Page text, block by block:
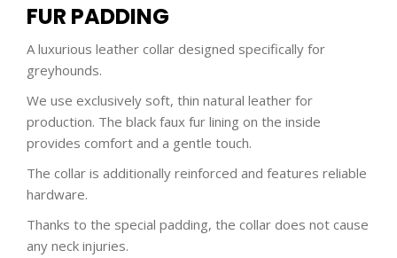
FUR PADDING
A luxurious leather collar designed specifically for
greyhounds.
We use exclusively soft, thin natural leather for
production. The black faux fur lining on the inside
provides comfort and a gentle touch.
The collar is additionally reinforced and features reliable
hardware.
Thanks to the special padding, the collar does not cause
any neck injuries.